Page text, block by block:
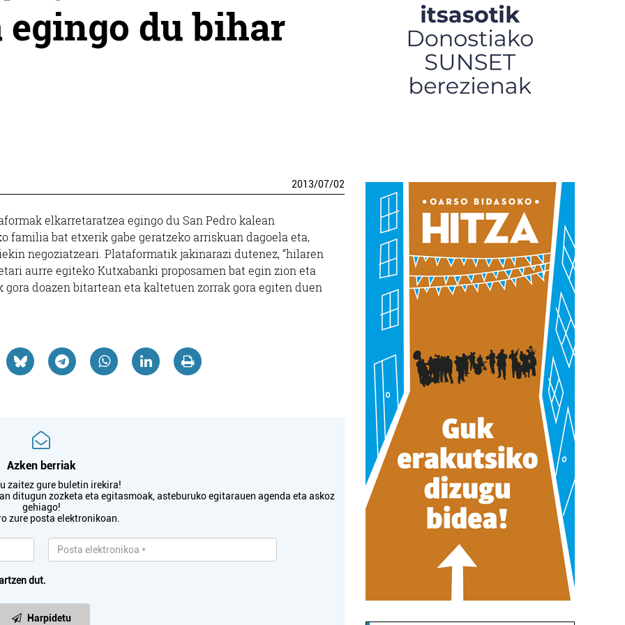
du bihar
2013/07/02
elkarretaratzea egingo du San Pedro kalean
familia bat etxerik gabe geratzeko arriskuan dagoela eta,
negoziatzeari. Plataformatik jakinarazi dutenez, “hilaren
aurre egiteko Kutxabanki proposamen bat egin zion eta
doazen bitartean eta kaltetuen zorrak gora egiten duen
Azken berriak
zaitez gure buletin irekira!
ditugun zozketa eta egitasmoak, asteburuko egitarauen agenda eta askoz
gehiago!
zure posta elektronikoan.
dut.
Harpidetu